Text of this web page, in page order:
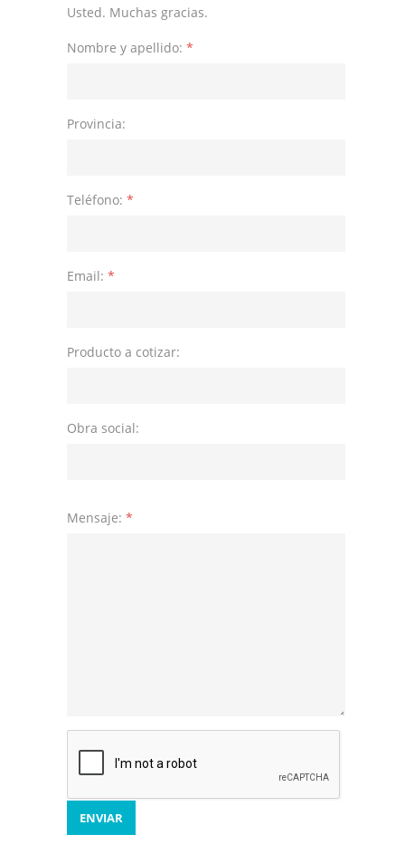
Usted. Muchas gracias.
Nombre y apellido: *
Provincia:
Teléfono: *
Email: *
Producto a cotizar:
Obra social:
Mensaje: *